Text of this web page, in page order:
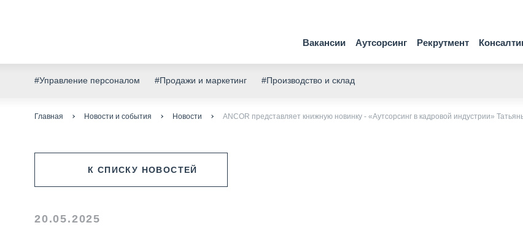
Вакансии Аутсорсинг Рекрутмент
#Управление персоналом #Продажи и маркетинг #Производство и склад
Главная Новости и события Новости ANCOR представляет книжную новинку - «Аутсорсинг в кадровой индустрии»
К СПИСКУ НОВОСТЕЙ
20.05.2025